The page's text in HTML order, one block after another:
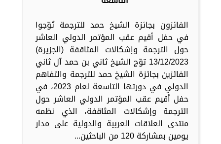
الفائزون بجائزة الشيخ حمد للترجمة تُوّجوا
في حفل أقيم عقب المؤتمر الدولي العاشر
حول الترجمة وإشكالات المثاقفة (الجزيرة)
13/12/2023 توّج الشيخ ثاني بن حمد آل ثاني
الفائزين بجائزة الشيخ حمد للترجمة والتفاهم
الدولي في دورتها التاسعة لعام 2023، في
حفل أقيم عقب المؤتمر الدولي العاشر حول
الترجمة وإشكالات المثاقفة، الذي نظمه
منتدى العلاقات العربية والدولية على مدار
يومين بمشاركة 120 من الباحثين...